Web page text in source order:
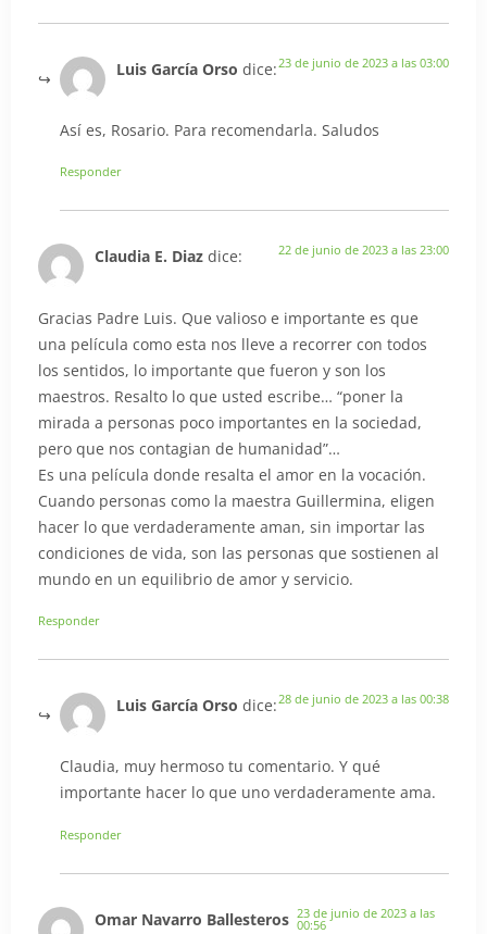
Luis García Orso dice: 23 de junio de 2023 a las 03:00
Así es, Rosario. Para recomendarla. Saludos
Responder
Claudia E. Diaz dice: 22 de junio de 2023 a las 23:00
Gracias Padre Luis. Que valioso e importante es que
una película como esta nos lleve a recorrer con todos
los sentidos, lo importante que fueron y son los
maestros. Resalto lo que usted escribe… “poner la
mirada a personas poco importantes en la sociedad,
pero que nos contagian de humanidad”…
Es una película donde resalta el amor en la vocación.
Cuando personas como la maestra Guillermina, eligen
hacer lo que verdaderamente aman, sin importar las
condiciones de vida, son las personas que sostienen al
mundo en un equilibrio de amor y servicio.
Responder
Luis García Orso dice:28 de junio de 2023 a las 00:38
Claudia, muy hermoso tu comentario. Y qué
importante hacer lo que uno verdaderamente ama.
Responder
Omar Navarro Ballesteros 23 de junio de 2023 a las
00:56